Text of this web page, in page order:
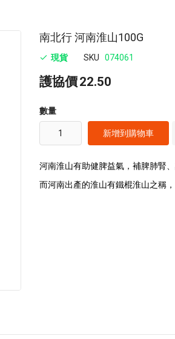
南北行 河南淮山100G
現貨 SKU 074061
護協價22.50
數量
新增到購物車
河南淮山有助健脾益氣，補脾肺腎
而河南出產的淮山有鐵棍淮山之稱
beginning
images
gallery